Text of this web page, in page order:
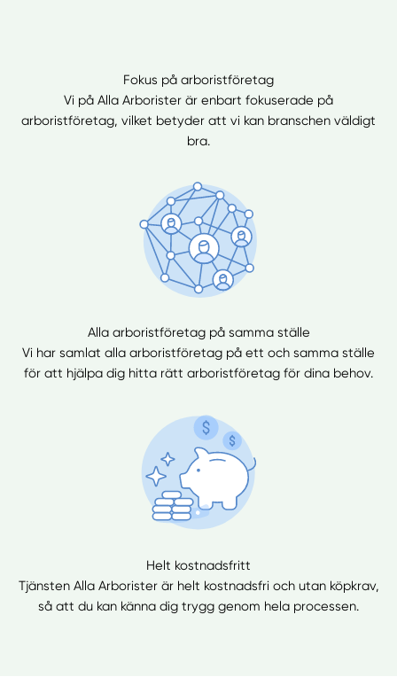
Fokus på arboristföretag
Vi på Alla Arborister är enbart fokuserade på
arboristföretag, vilket betyder att vi kan branschen väldigt
bra.
Alla arboristföretag på samma ställe
Vi har samlat alla arboristföretag på ett och samma ställe
för att hjälpa dig hitta rätt arboristföretag för dina behov.
Helt kostnadsfritt
Tjänsten Alla Arborister är helt kostnadsfri och utan köpkrav,
så att du kan känna dig trygg genom hela processen.